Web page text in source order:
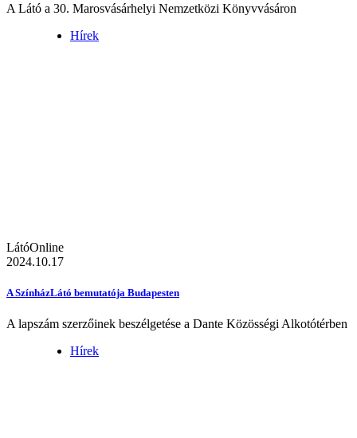
A Látó a 30. Marosvásárhelyi Nemzetközi Könyvvásáron
Hírek
LátóOnline
2024.10.17
A SzínházLátó bemutatója Budapesten
A lapszám szerzőinek beszélgetése a Dante Közösségi Alkotótérben
Hírek